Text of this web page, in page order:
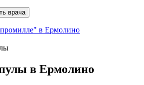
врача
в Ермолино
в Ермолино